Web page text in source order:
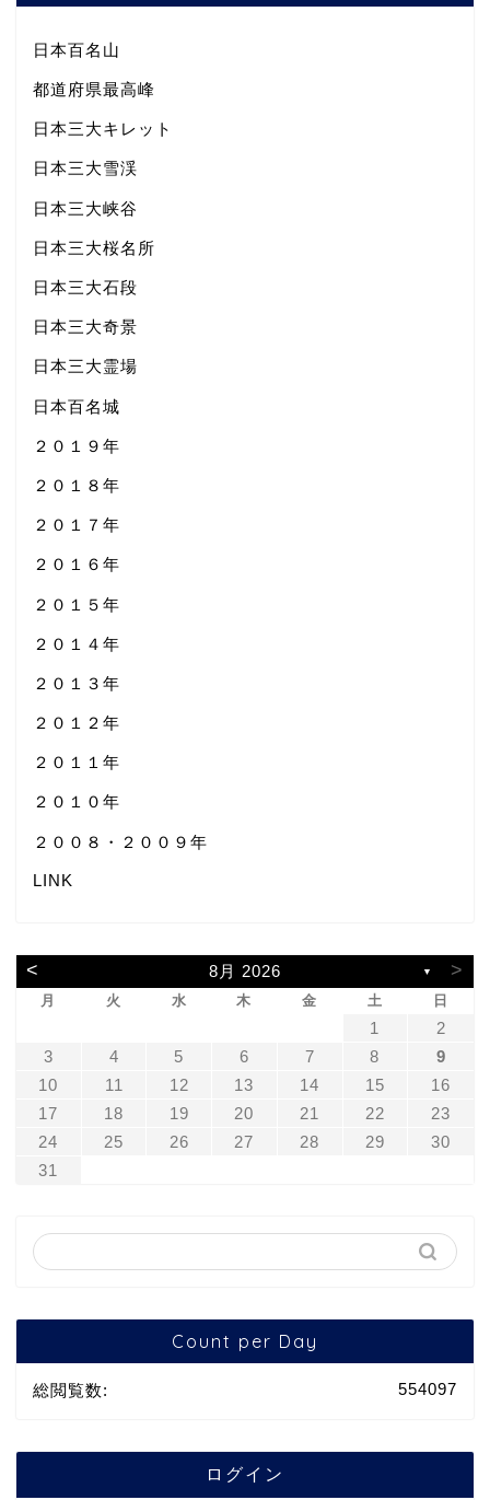
日本百名山
都道府県最高峰
日本三大キレット
日本三大雪渓
日本三大峡谷
日本三大桜名所
日本三大石段
日本三大奇景
日本三大霊場
日本百名城
２０１９年
２０１８年
２０１７年
２０１６年
２０１５年
２０１４年
２０１３年
２０１２年
２０１１年
２０１０年
２００８・２００９年
LINK
< 8月 2026 ▼ >
月 火 水 木 金 土 日
1
2
3
4 5 6 7 8
9
10
11 12 13 14 15
16
17
18 19 20 21 22
23
24
25 26 27 28 29
30
31
Count per Day
554097
総閲覧数:
ログイン